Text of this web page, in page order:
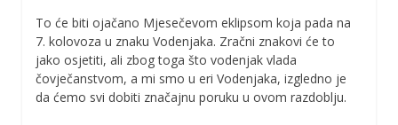
To će biti ojačano Mjesečevom eklipsom koja pada na
7. kolovoza u znaku Vodenjaka. Zračni znakovi će to
jako osjetiti, ali zbog toga što vodenjak vlada
čovječanstvom, a mi smo u eri Vodenjaka, izgledno je
da ćemo svi dobiti značajnu poruku u ovom razdoblju.